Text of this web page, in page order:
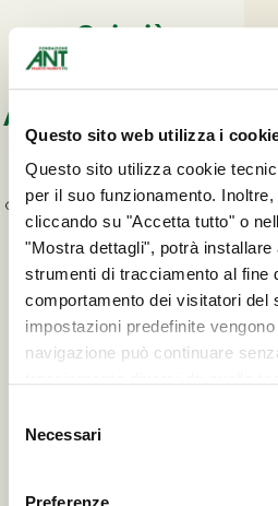
Questo sito web utilizza i
Questo sito utilizza cookie
per il suo funzionamento.
cliccando su "Accetta tutto" o
"Mostra dettagli", potrà
strumenti di tracciamento al fine
comportamento dei visitatori del
impostazioni predefinite
navigazione può continuare
delNecessari
Sei già
registrato?
Accedi e scegli la
tua visita
ACCEDI